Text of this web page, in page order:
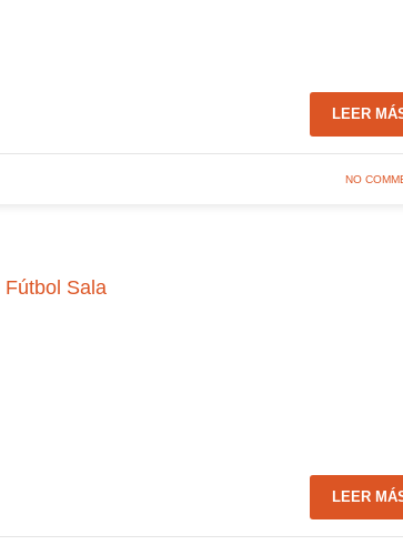
LEER
NO
Fútbol Sala
LEER